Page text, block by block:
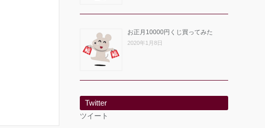
お正月10000円くじ買ってみた
2020年1月8日
Twitter
ツイート